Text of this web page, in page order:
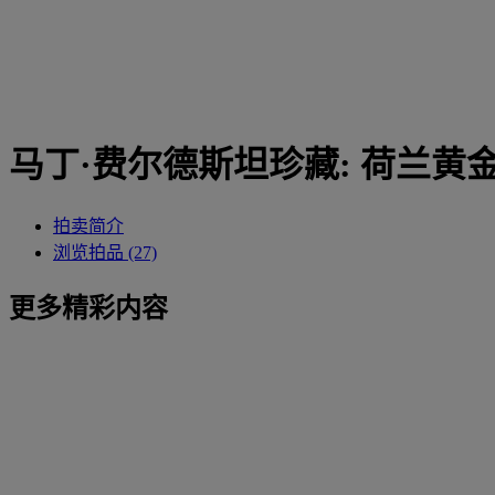
马丁·费尔德斯坦珍藏: 荷兰黄
拍卖简介
浏览拍品 (27)
更多精彩内容